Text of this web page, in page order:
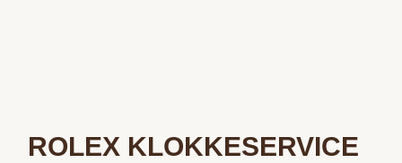
ROLEX KLOKKESERVICE